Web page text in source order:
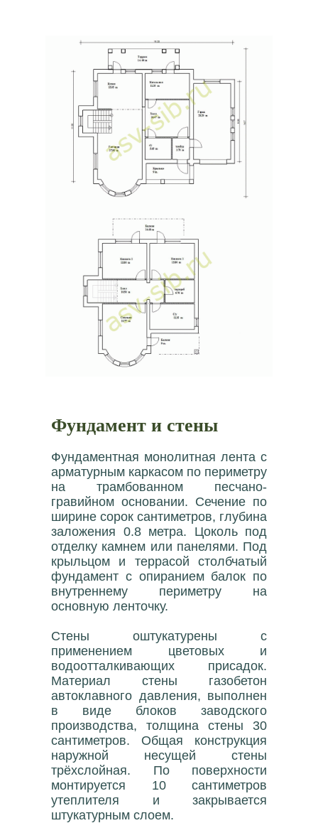
Фундамент и стены
Фундаментная монолитная лента с
арматурным каркасом по периметру
на трамбованном песчано-
гравийном основании. Сечение по
ширине сорок сантиметров, глубина
заложения 0.8 метра. Цоколь под
отделку камнем или панелями. Под
крыльцом и террасой столбчатый
фундамент с опиранием балок по
внутреннему периметру на
основную ленточку.
Стены оштукатурены с
применением цветовых и
водоотталкивающих присадок.
Материал стены газобетон
автоклавного давления, выполнен
в виде блоков заводского
производства, толщина стены 30
сантиметров. Общая конструкция
наружной несущей стены
трёхслойная. По поверхности
монтируется 10 сантиметров
утеплителя и закрывается
штукатурным слоем.